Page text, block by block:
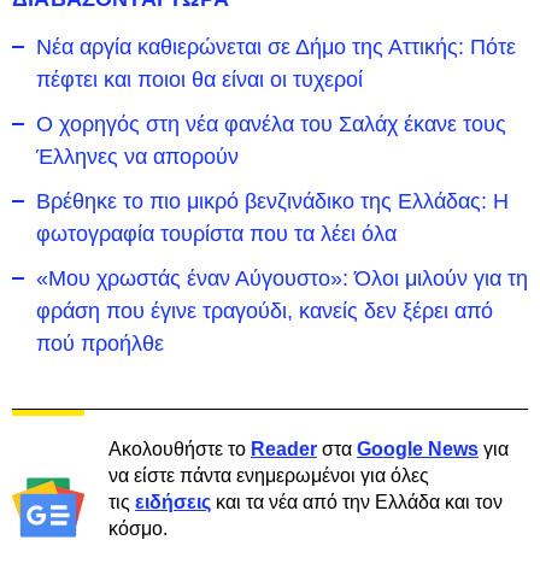
Νέα αργία καθιερώνεται σε Δήμο της Αττικής: Πότε
πέφτει και ποιοι θα είναι οι τυχεροί
Ο χορηγός στη νέα φανέλα του Σαλάχ έκανε τους
Έλληνες να απορούν
Βρέθηκε το πιο μικρό βενζινάδικο της Ελλάδας: Η
φωτογραφία τουρίστα που τα λέει όλα
«Μου χρωστάς έναν Αύγουστο»: Όλοι μιλούν για τη
φράση που έγινε τραγούδι, κανείς δεν ξέρει από
πού προήλθε
Ακολουθήστε το Reader στα Google News για
να είστε πάντα ενημερωμένοι για όλες
τις ειδήσεις και τα νέα από την Ελλάδα και τον
κόσμο.